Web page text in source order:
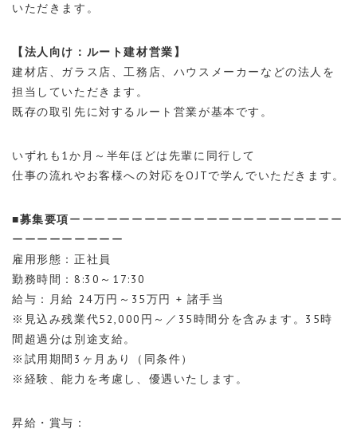
いただきます。
【法人向け：ルート建材営業】
建材店、ガラス店、工務店、ハウスメーカーなどの法人を
担当していただきます。
既存の取引先に対するルート営業が基本です。
いずれも1か月～半年ほどは先輩に同行して
仕事の流れやお客様への対応をOJTで学んでいただきます。
■募集要項ーーーーーーーーーーーーーーーーーーーーーー
ーーーーーーーーー
雇用形態：正社員
勤務時間：8:30～17:30
給与：月給 24万円～35万円 + 諸手当
※見込み残業代52,000円～／35時間分を含みます。35時
間超過分は別途支給。
※試用期間3ヶ月あり（同条件）
※経験、能力を考慮し、優遇いたします。
昇給・賞与：